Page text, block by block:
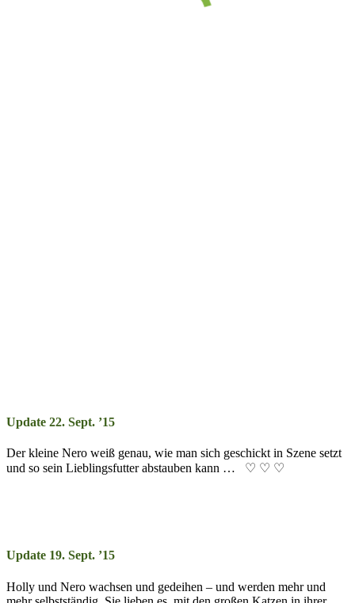
Update 22. Sept. ’15
Der kleine Nero weiß ge­nau, wie man sich ge­schickt in Szene setzt
und so sein Lieb­lings­fut­ter ab­stau­ben kann … ♡ ♡ ♡
Update 19. Sept. ’15
Holly und Nero wachsen und ge­deih­en – und wer­den mehr und